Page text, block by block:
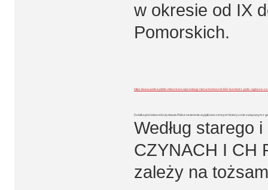
w okresie od IX
Pomorskich.
https://www.police.pl/dla-mieszkanca/przetargi-nieruchomosci/1460-burmistrz-polic-oglasza-
Działka jest własnością miasta Police na terenie wyjątkowo cennym historycznie związanym z
Według starego
CZYNACH I CH
zależy na